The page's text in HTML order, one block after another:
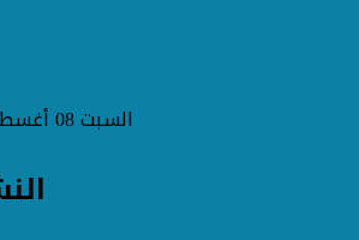
السبت 08 أغسطس 2026 08:21 مساءً